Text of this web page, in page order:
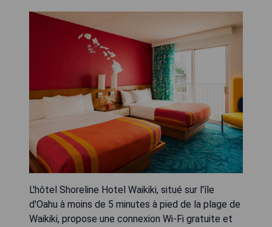
L'hôtel Shoreline Hotel Waikiki, situé sur l'île
d'Oahu à moins de 5 minutes à pied de la plage de
Waikiki, propose une connexion Wi-Fi gratuite et